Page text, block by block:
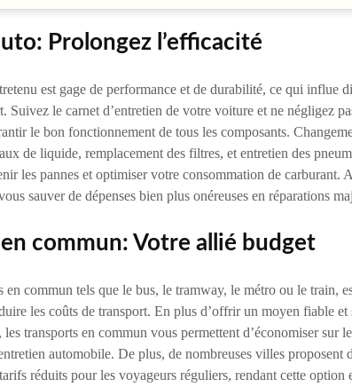
Prolongez l’efficacité
est gage de performance et de durabilité, ce qui influe
Suivez le carnet d’entretien de votre voiture et ne négligez
le bon fonctionnement de tous les composants.
de liquide, remplacement des filtres, et entretien des
les pannes et optimiser votre consommation de carburant.
sauver de dépenses bien plus onéreuses en réparations
commun: Votre allié budget
en commun tels que le bus, le tramway, le métro ou le train,
les coûts de transport. En plus d’offrir un moyen fiable
les transports en commun vous permettent d’économiser sur
automobile. De plus, de nombreuses villes proposent
réduits pour les voyageurs réguliers, rendant cette option